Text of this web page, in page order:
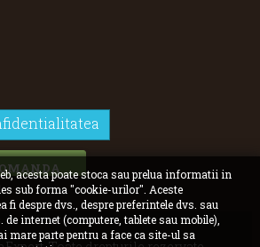
acesta poate stoca sau prelua informatii in
sub forma "cookie-urilor". Aceste
fi despre dvs., despre preferintele dvs. sau
internet (computere, tablete sau mobile),
mare parte pentru a face ca site-ul sa